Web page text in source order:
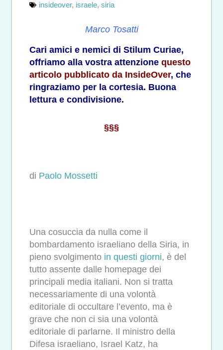
insideover, israele, siria
Marco Tosatti
Cari amici e nemici di Stilum Curiae,
offriamo alla vostra attenzione questo
articolo pubblicato da InsideOver, che
ringraziamo per la cortesia. Buona
lettura e condivisione.
§§§
di Paolo Mossetti
Una cosuccia da nulla come il
bombardamento israeliano della Siria, in
pieno svolgimento in questi giorni, è del
tutto assente dalle homepage dei
principali media italiani. Non si tratta
necessariamente di una volontà
editoriale di occultare l’evento, ma è
grave che non ci sia una volontà
editoriale di parlarne. Il ministro della
Difesa israeliano, Israel Katz, ha